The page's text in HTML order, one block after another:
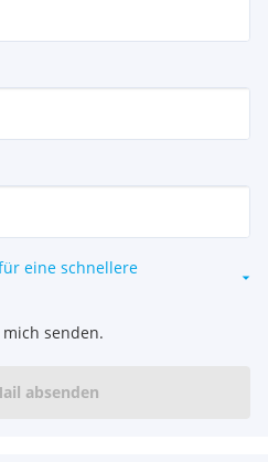
eine schnellere
senden.
absenden